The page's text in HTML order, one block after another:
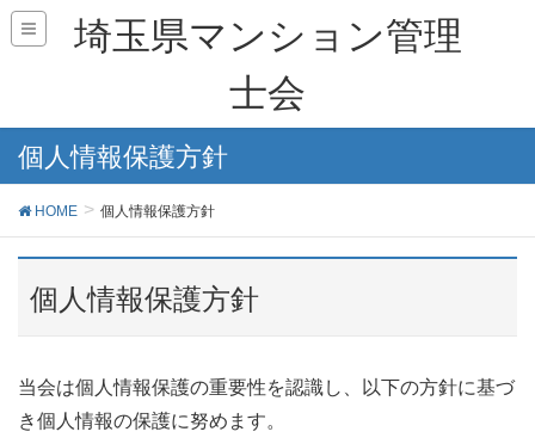
埼玉県マンション管理
士会
個人情報保護方針
HOME 個人情報保護方針
個人情報保護方針
当会は個人情報保護の重要性を認識し、以下の方針に基づ
き個人情報の保護に努めます。